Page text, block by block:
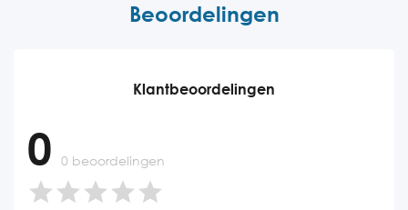
Beoordelingen
Klantbeoordelingen
0 0 beoordelingen